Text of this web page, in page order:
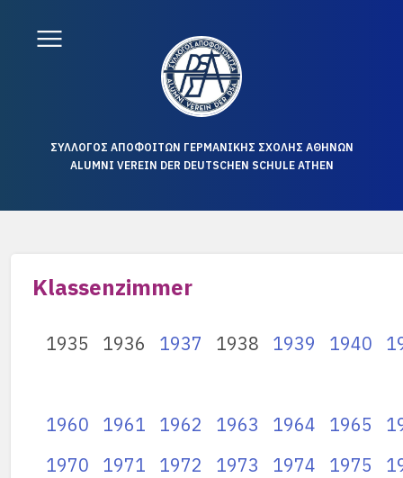
ΣΥΛΛΟΓΟΣ ΑΠΟΦΟΙΤΩΝ ΓΕΡΜΑΝΙΚΗΣ ΣΧΟΛΗΣ ΑΘΗΝΩΝ
ALUMNI VEREIN DER DEUTSCHEN SCHULE ATHEN
Klassenzimmer
1935 1936 1937 1938 1939 1940
1960 1961 1962 1963 1964 1965
1970
1971 1972 1973 1974 1975